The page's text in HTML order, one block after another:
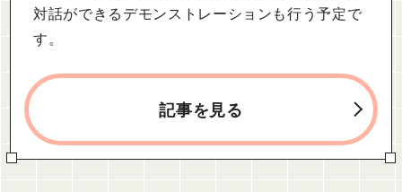
対話ができるデモンストレーションも行う予定で
す。
記事を見る